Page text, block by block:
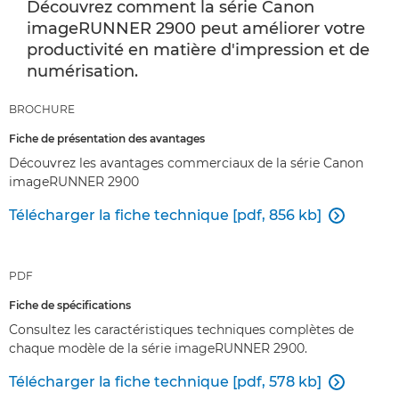
Découvrez comment la série Canon
imageRUNNER 2900 peut améliorer votre
productivité en matière d'impression et de
numérisation.
BROCHURE
Fiche de présentation des avantages
Découvrez les avantages commerciaux de la série Canon
imageRUNNER 2900
Télécharger la fiche technique [pdf, 856 kb] 
PDF
Fiche de spécifications
Consultez les caractéristiques techniques complètes de
chaque modèle de la série imageRUNNER 2900.
Télécharger la fiche technique [pdf, 578 kb] 